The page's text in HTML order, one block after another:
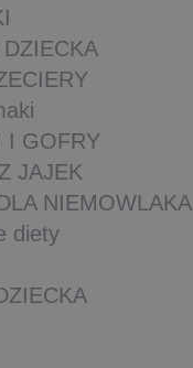
I GOFRY
JAJEK
NIEMOWLAKA
diety